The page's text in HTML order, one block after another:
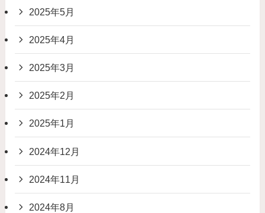
2025年5月
2025年4月
2025年3月
2025年2月
2025年1月
2024年12月
2024年11月
2024年8月